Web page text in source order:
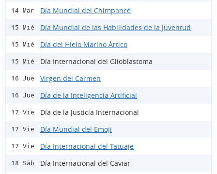
14 Mar Día Mundial del Chimpancé
15 Mié Día Mundial de las Habilidades de la Juventud
15 Mié Día del Hielo Marino Ártico
15 Mié Día Internacional del Glioblastoma
16 Jue Virgen del Carmen
16 Jue Día de la Inteligencia Artificial
17 Vie Día de la Justicia Internacional
17 Vie Día Mundial del Emoji
17 Vie Día Internacional del Tatuaje
18 Sáb Día Internacional del Caviar